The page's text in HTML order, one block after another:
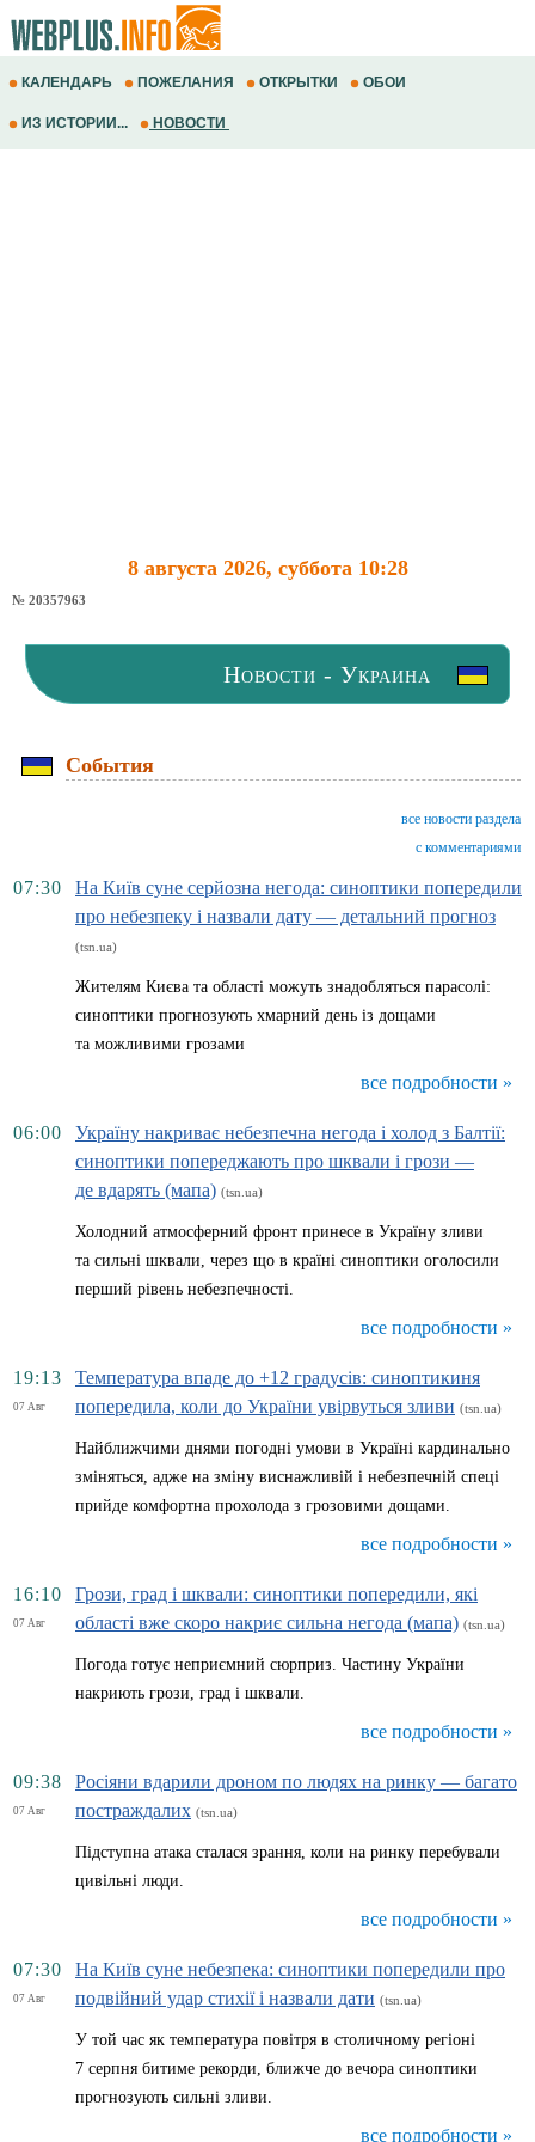
КАЛЕНДАРЬ ПОЖЕЛАНИЯ ОТКРЫТКИ ОБОИ
ИЗ ИСТОРИИ... НОВОСТИ
8 августа 2026, суббота 10:28
№ 20357963
Новости - Украина
События
все новости раздела
с комментариями
07:30
На Київ суне серйозна негода: синоптики попередили
про небезпеку і назвали дату — детальний прогноз
(tsn.ua)
Жителям Києва та області можуть знадобляться парасолі:
синоптики прогнозують хмарний день із дощами
та можливими грозами
все подробности »
06:00
Україну накриває небезпечна негода і холод з Балтії:
синоптики попереджають про шквали і грози —
де вдарять (мапа) (tsn.ua)
Холодний атмосферний фронт принесе в Україну зливи
та сильні шквали, через що в країні синоптики оголосили
перший рівень небезпечності.
все подробности »
19:13
07 Авг
Температура впаде до +12 градусів: синоптикиня
попередила, коли до України увірвуться зливи (tsn.ua)
Найближчими днями погодні умови в Україні кардинально
зміняться, адже на зміну виснажливій і небезпечній спеці
прийде комфортна прохолода з грозовими дощами.
все подробности »
16:10
07 Авг
Грози, град і шквали: синоптики попередили, які
області вже скоро накриє сильна негода (мапа) (tsn.ua)
Погода готує неприємний сюрприз. Частину України
накриють грози, град і шквали.
все подробности »
09:38
07 Авг
Росіяни вдарили дроном по людях на ринку — багато
постраждалих (tsn.ua)
Підступна атака сталася зрання, коли на ринку перебували
цивільні люди.
все подробности »
07:30
07 Авг
На Київ суне небезпека: синоптики попередили про
подвійний удар стихії і назвали дати (tsn.ua)
У той час як температура повітря в столичному регіоні
7 серпня битиме рекорди, ближче до вечора синоптики
прогнозують сильні зливи.
все подробности »